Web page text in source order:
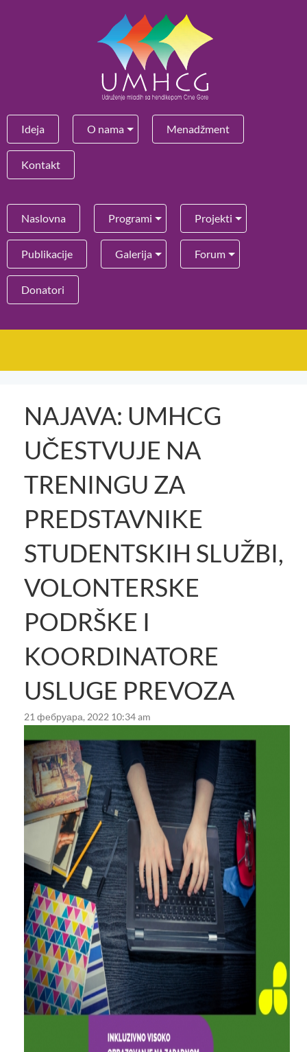
Ideja O nama Menadžment
Kontakt
Naslovna Programi Projekti
Publikacije Galerija Forum
Donatori
NAJAVA: UMHCG
UČESTVUJE NA
TRENINGU ZA
PREDSTAVNIKE
STUDENTSKIH SLUŽBI,
VOLONTERSKE
PODRŠKE I
KOORDINATORE
USLUGE PREVOZA
21 фебруара, 2022 10:34 am